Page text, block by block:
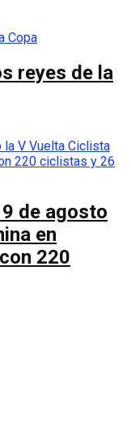
reyes de la
de agosto
en
220